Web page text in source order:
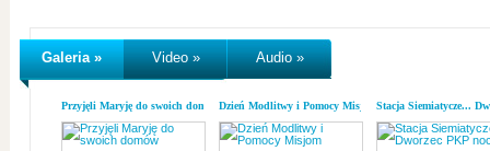
Galeria » Video » Audio »
Przyjęli Maryję do swoich domówDzień Modlitwy i Pomocy MisjomStacja Siemiatycze...